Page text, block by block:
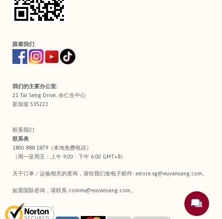
跟着我们:
我们的主要办公室:
21 Tai Seng Drive, 余仁生中心
新加坡 535223
联系我们
联系表
1800 888 1879（本地免费电话）
（周一至周五：上午 9:00 - 下午 6:00 GMT+8）
关于订单 / 运输相关的查询，请给我们发电子邮件: estore.sg@euyansang.com
如需国际咨询，请联系 comms@euyansang.com